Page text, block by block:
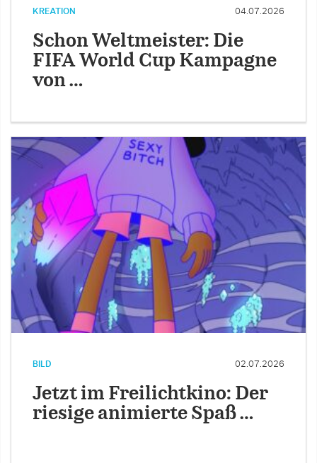
KREATION 04.07.2026
Schon Weltmeister: Die
FIFA World Cup Kampagne
von …
BILD 02.07.2026
Jetzt im Freilichtkino: Der
riesige animierte Spaß …